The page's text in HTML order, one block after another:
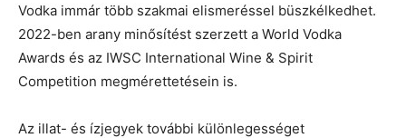
Vodka immár több szakmai elismeréssel büszkélkedhet.
2022-ben arany minősítést szerzett a World Vodka
Awards és az IWSC International Wine & Spirit
Competition megmérettetésein is.
Az illat- és ízjegyek további különlegességet